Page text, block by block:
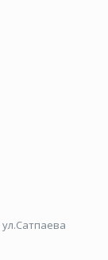
ул.Сатпаева